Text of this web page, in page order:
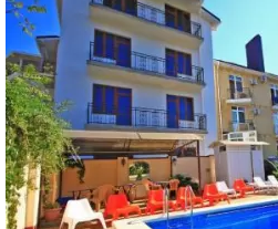
Вылеты из Нижнего Новгорода
Горящие туры
Раннее бронирование
Железнодорожные туры
Круизы